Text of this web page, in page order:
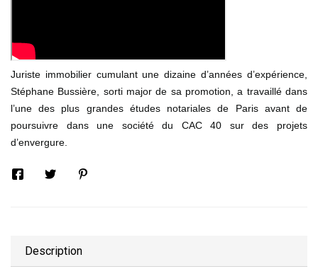
Juriste immobilier cumulant une dizaine d’années d’expérience,
Stéphane Bussière, sorti major de sa promotion, a travaillé dans
l’une des plus grandes études notariales de Paris avant de
poursuivre dans une société du CAC 40 sur des projets
d’envergure.
Description